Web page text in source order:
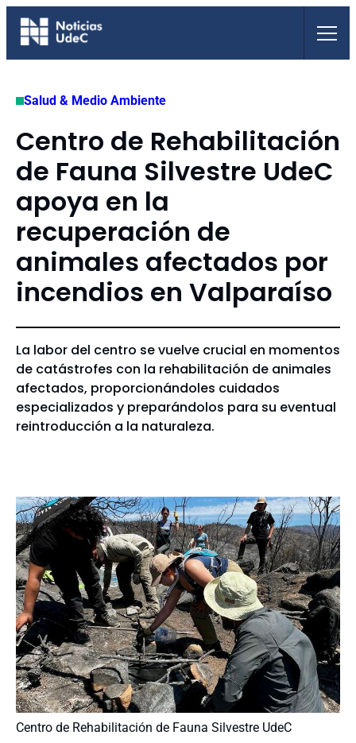
Saltar
Salud & Medio Ambiente
Centro de Rehabilitación
de Fauna Silvestre UdeC
apoya en la
recuperación de
animales afectados por
incendios en Valparaíso
La labor del centro se vuelve crucial en momentos
de catástrofes con la rehabilitación de animales
afectados, proporcionándoles cuidados
especializados y preparándolos para su eventual
reintroducción a la naturaleza.
Centro de Rehabilitación de Fauna Silvestre UdeC